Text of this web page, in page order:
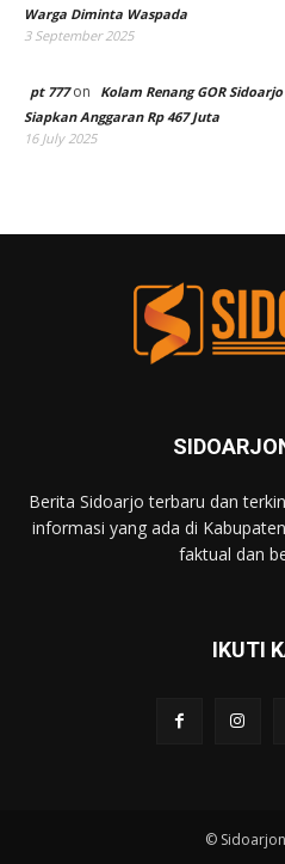
Warga Diminta Waspada
3 September 2025
pt 777on
Kolam Renang GOR
Siapkan Anggaran Rp 467 Juta
16 July 2025
Berita Sidoarjo terbaru dan
informasi yang ada di
faktual dan
IKUTI
©